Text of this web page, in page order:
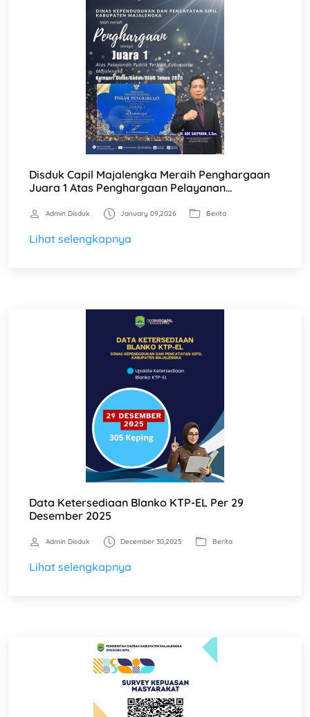
Disduk Capil Majalengka Meraih Penghargaan
Juara 1 Atas Penghargaan Pelayanan…
Admin Disduk January 09,2026 Berita
Lihat selengkapnya
Data Ketersediaan Blanko KTP-EL Per 29
Desember 2025
Admin Disduk December 30,2025 Berita
Lihat selengkapnya